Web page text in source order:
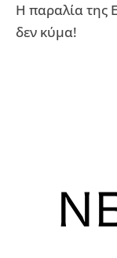
Η παραλία της
δεν κύμα!